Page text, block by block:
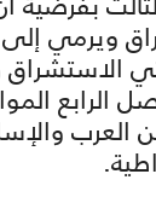
ويرمي
الاستشراق
الرابع
العرب